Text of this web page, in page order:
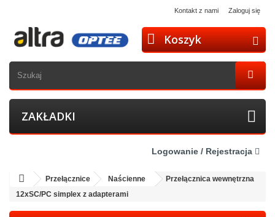
Zaloguj się
Kontakt z nami
Koszyk
ZAKŁADKI
Logowanie / Rejestracja
Przełącznice Naścienne
Przełącznica wewnętrzna
12xSC/PC simplex z adapterami